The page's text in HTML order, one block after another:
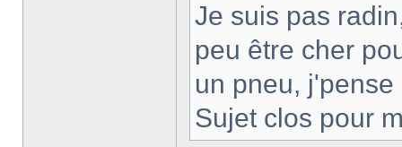
Je suis pas
peu être cher
un pneu,
Sujet clos pour